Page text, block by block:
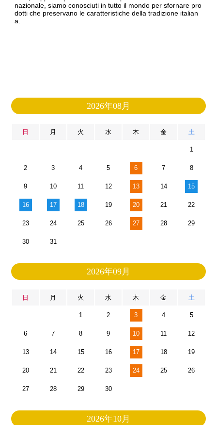
nazionale, siamo conosciuti in tutto il mondo per sfornare pro
dotti che preservano le caratteristiche della tradizione italian
a.
2026年08月
日 月 火 水 木 金 土
1
2 3 4 5 6 7 8
9 10 11 12 13 14 15
16 17 18 19 20 21 22
23 24 25 26 27 28 29
30 31
2026年09月
日 月 火 水 木 金 土
1 2 3 4 5
6 7 8 9 10 11 12
13 14 15 16 17 18 19
20 21 22 23 24 25 26
27 28 29 30
2026年10月